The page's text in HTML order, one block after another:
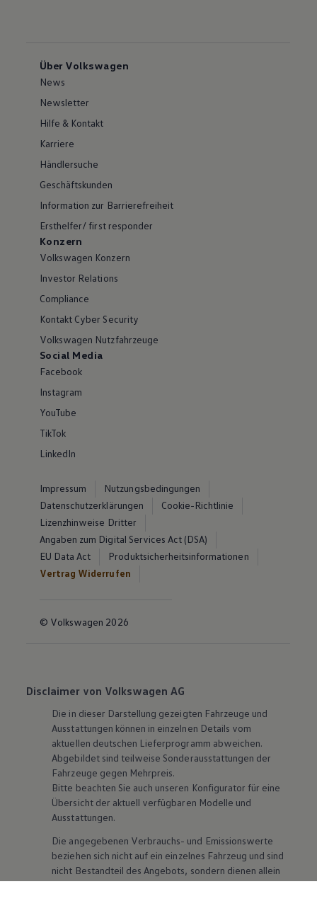
Über Volkswagen
News
Newsletter
Hilfe & Kontakt
Karriere
Händlersuche
Geschäftskunden
Information zur Barrierefreiheit
Ersthelfer/ first responder
Konzern
Volkswagen Konzern
Investor Relations
Compliance
Kontakt Cyber Security
Volkswagen Nutzfahrzeuge
Social Media
Facebook
Instagram
YouTube
TikTok
LinkedIn
Impressum
Nutzungsbedingungen
Datenschutzerklärungen
Cookie-Richtlinie
Lizenzhinweise Dritter
Angaben zum Digital Services Act (DSA)
EU Data Act
Produktsicherheitsinformationen
Vertrag Widerrufen
© Volkswagen 2026
Disclaimer von Volkswagen AG
Die in dieser Darstellung gezeigten Fahrzeuge und
Ausstattungen können in einzelnen Details vom
aktuellen deutschen Lieferprogramm abweichen.
Abgebildet sind teilweise Sonderausstattungen der
Fahrzeuge gegen Mehrpreis.
Bitte beachten Sie auch unseren Konfigurator für eine
Übersicht der aktuell verfügbaren Modelle und
Ausstattungen.
Die angegebenen Verbrauchs- und Emissionswerte
beziehen sich nicht auf ein einzelnes Fahrzeug und sind
nicht Bestandteil des Angebots, sondern dienen allein
Vergleichszwecken zwischen den verschiedenen